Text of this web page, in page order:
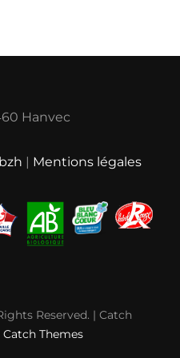
Hanvec
| Mentions légales
Reserved. | Catch
Catch Themes